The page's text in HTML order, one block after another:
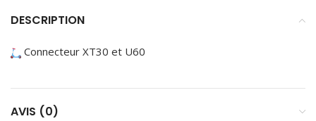
DESCRIPTION
Connecteur XT30 et U60
AVIS (0)